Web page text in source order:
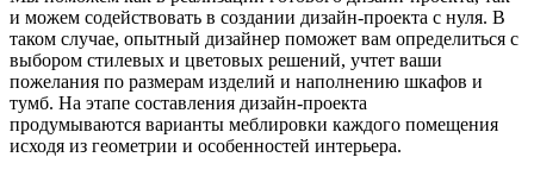
и можем содействовать в создании дизайн-проекта с нуля. В
таком случае, опытный дизайнер поможет вам определиться с
выбором стилевых и цветовых решений, учтет ваши
пожелания по размерам изделий и наполнению шкафов и
тумб. На этапе составления дизайн-проекта
продумываются варианты меблировки каждого помещения
исходя из геометрии и особенностей интерьера.